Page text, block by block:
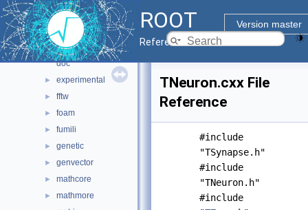
ROOT
Version master
Reference Guide
► io
► main
▼ math
doc
► experimental
► fftw
► foam
► fumili
► genetic
► genvector
► mathcore
► mathmore
TNeuron.cxx File
Reference
#include
"TSynapse.h"
#include
"TNeuron.h"
#include